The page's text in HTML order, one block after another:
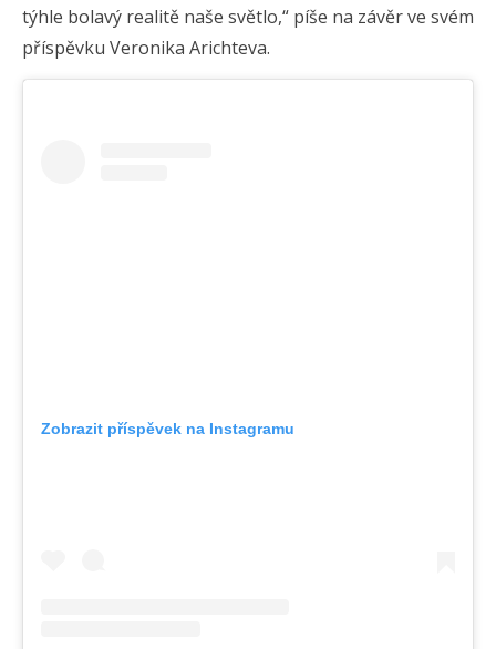
týhle bolavý realitě naše světlo,“ píše na závěr ve svém
příspěvku Veronika Arichteva.
Zobrazit příspěvek na Instagramu